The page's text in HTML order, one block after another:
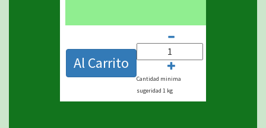
Al Carrito
Cantidad minima
sugeridad 1 kg